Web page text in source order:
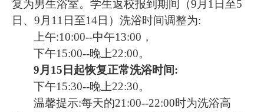
复为男生浴室。学生返校报到期间（9月1日至5
日、9月11日至14日）洗浴时间调整为:
上午:10:00--中午13:00，
下午15:00--晚上22:00。
9月15日起恢复正常洗浴时间:
下午15:30--晚上22:30。
温馨提示:每天的21:00--22:00时为洗浴高